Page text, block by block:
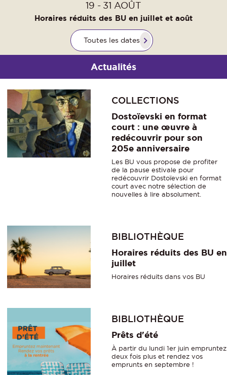
19 31 AOÛT
Horaires réduits des BU en juillet et août
Toutes les dates
Actualités
COLLECTIONS
Dostoïevski en format
court : une œuvre à
redécouvrir pour son
205e anniversaire
Les BU vous propose de profiter
de la pause estivale pour
redécouvrir Dostoïevski en format
court avec notre sélection de
nouvelles à lire absolument.
BIBLIOTHÈQUE
Horaires réduits des BU en
juillet
Horaires réduits dans vos BU
BIBLIOTHÈQUE
Prêts d'été
À partir du lundi 1er juin empruntez
deux fois plus et rendez vos
emprunts en septembre !